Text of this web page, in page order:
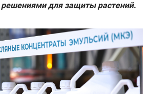
для защиты растений.